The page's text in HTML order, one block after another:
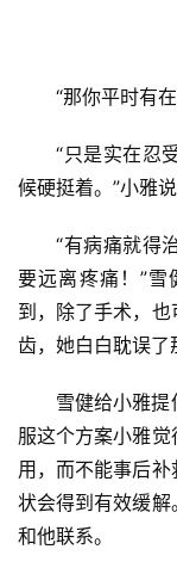
“那你平时有
“只是实在忍
候硬挺着。”小雅说
“有病痛就得
要远离疼痛！”
到，除了手术，
齿，她白白耽误了
雪健给小雅
服这个方案小雅
用，而不能事后
状会得到有效缓
和他联系。